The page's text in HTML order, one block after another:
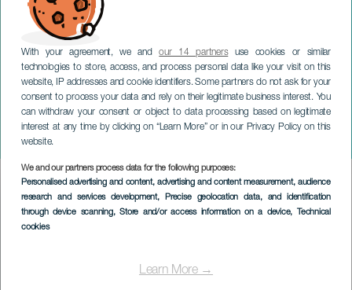
With your agreement, we andour 14 partnersuse cookies or similar
technologies to store, access, and process personal data like your visit on this
website, IP addresses and cookie identifiers. Some partners do not ask for your
consent to process your data and rely on their legitimate business interest. You
can withdraw your consent or object to data processing based on legitimate
interest at any time by clicking on “Learn More” or in our Privacy Policy on this
website.
We and our partners process data for the following purposes:
Personalised advertising and content, advertising and content measurement, audience
research and services development, Precise geolocation data, and identification
through device scanning, Store and/or access information on a device, Technical
cookies
Learn More →
Käsemesse
TENERIFE
Imagen
Listado